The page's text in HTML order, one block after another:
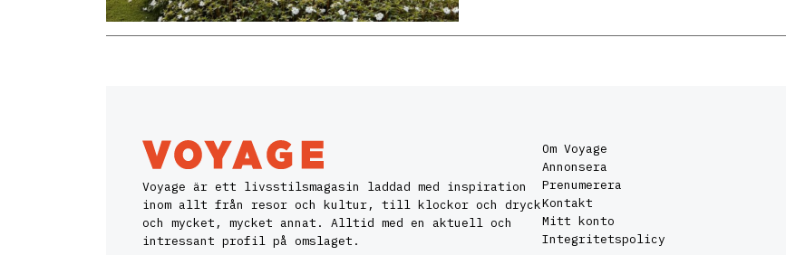
Voyage är ett livsstilsmagasin laddad med inspiration
inom allt från resor och kultur, till klockor och dryck
och mycket, mycket annat. Alltid med en aktuell och
intressant profil på omslaget.
Om Voyage
Annonsera
Prenumerera
Kontakt
Mitt konto
Integritetspolicy